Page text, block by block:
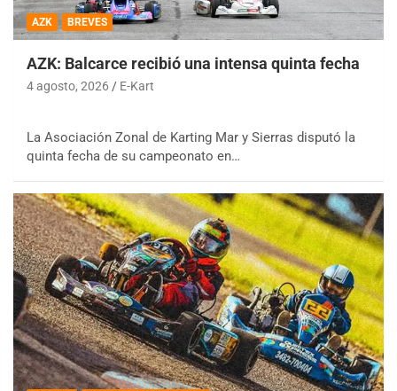
AZK BREVES
AZK: Balcarce recibió una intensa quinta fecha
4 agosto, 2026 E-Kart
La Asociación Zonal de Karting Mar y Sierras disputó la
quinta fecha de su campeonato en…